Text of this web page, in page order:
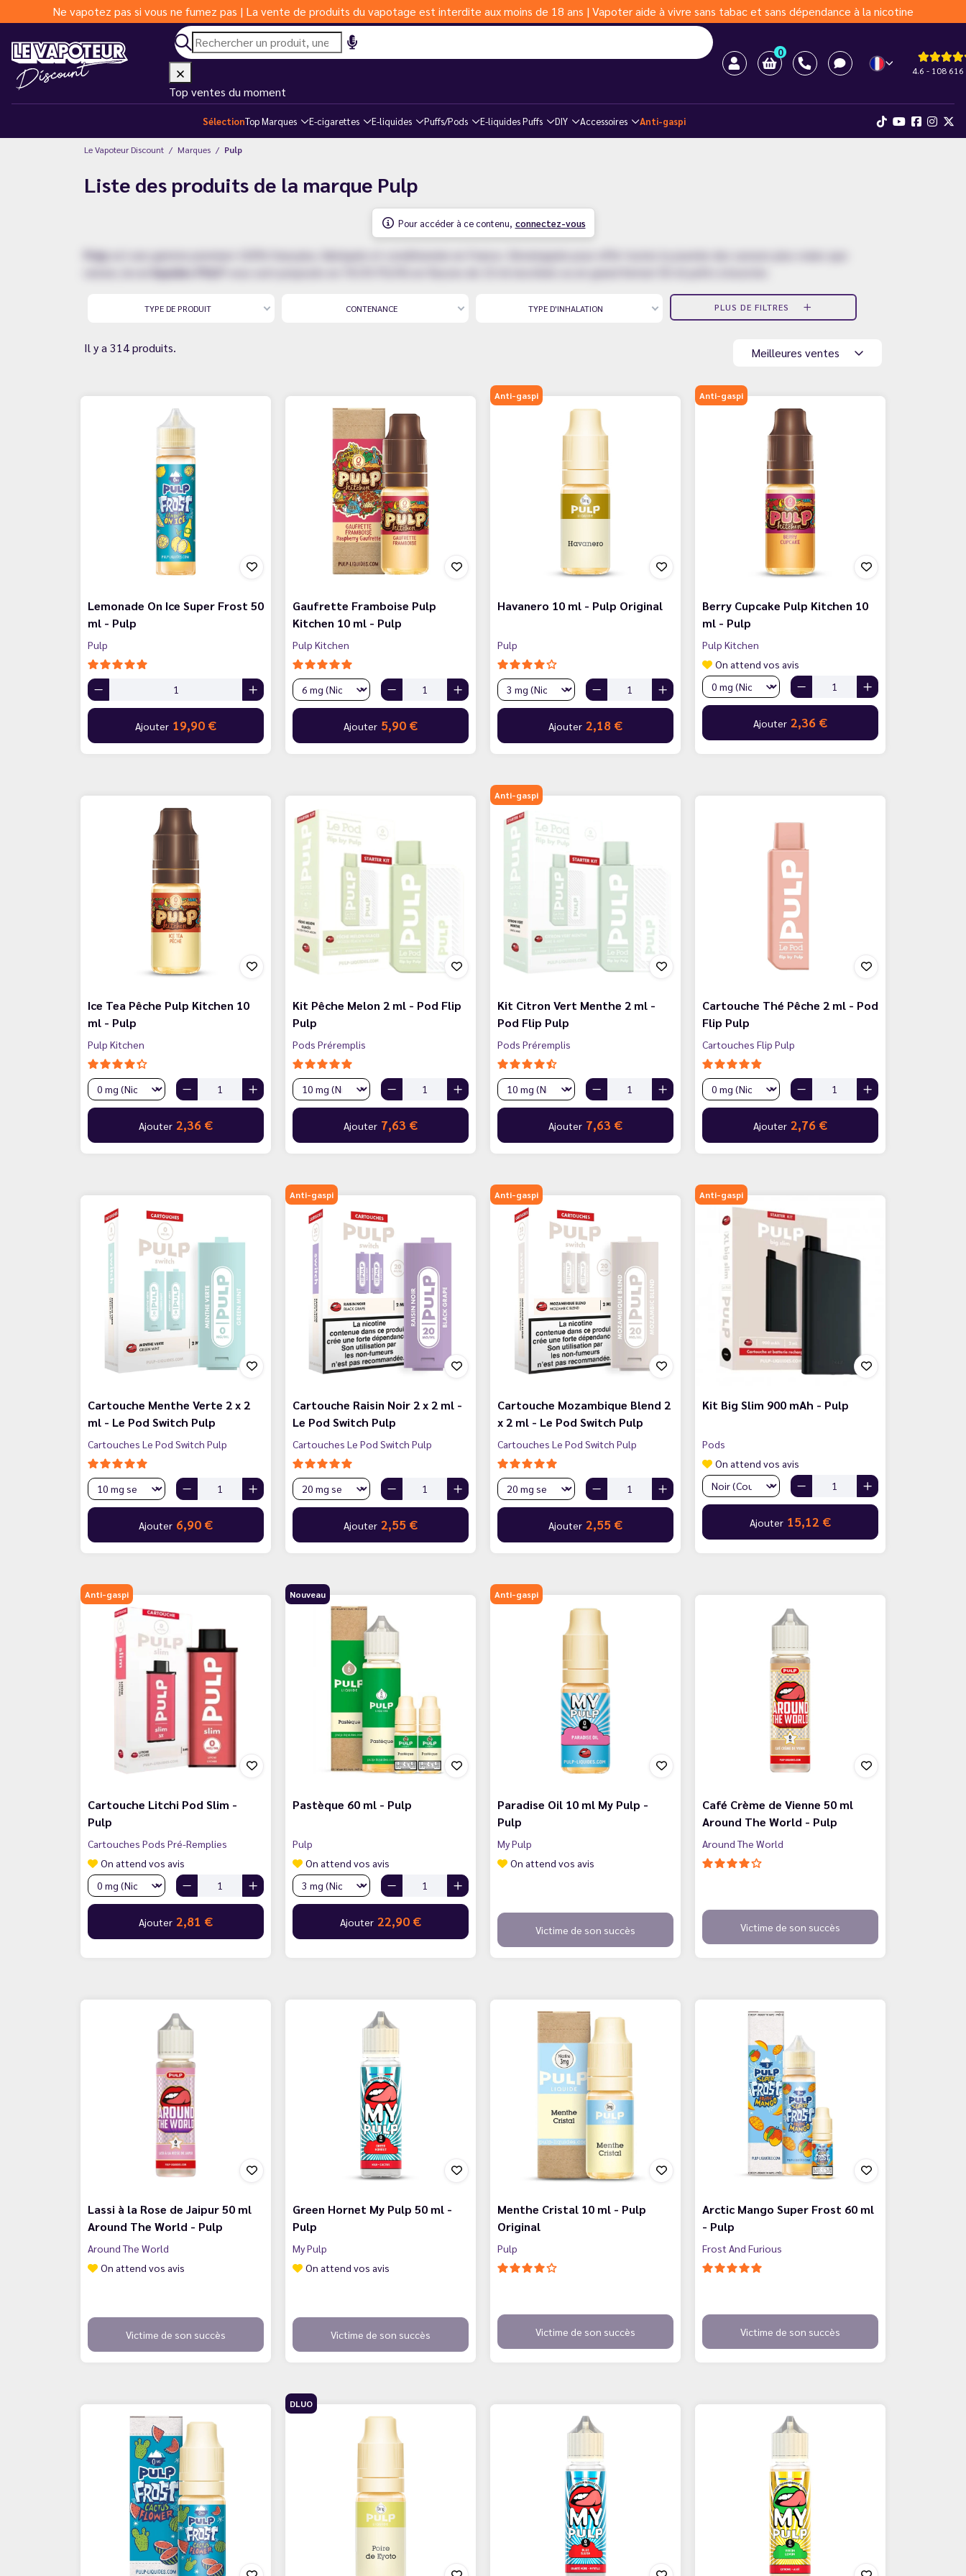
Ne vapotez pas si vous ne fumez pas | La vente de produits du vapotage est interdite aux moins de 18 ans | Vapoter aide à vivre sans tabac et sans dépendance à la nicotine
0
4.6 - 108 616
Top ventes du moment
SélectionTop Marques E-cigarettes E-liquides Puffs/Pods E-liquides Puffs DIY Accessoires Anti-gaspi
Le Vapoteur Discount Marques Pulp
Liste des produits de la marque Pulp
Pour accéder à ce contenu, connectez-vous
Pulp est une gamme premium 100% française, fabriquée et conditionnée en France. Développée pour offrir toutes la journée des saveurs plus vraies que
e-liquides PULP
TYPE DE PRODUIT CONTENANCE TYPE D'INHALATION PLUS DE FILTRES
Il y a 314 produits. Meilleures ventes
Lemonade On Ice Super Frost 50
ml - Pulp
Pulp
Ajouter 19,90 €
Gaufrette Framboise Pulp
Kitchen 10 ml - Pulp
Pulp Kitchen
Ajouter 5,90 €
Anti-gaspi
Havanero 10 ml - Pulp Original
Pulp
Ajouter 2,18 €
Anti-gaspi
Berry Cupcake Pulp Kitchen 10
ml - Pulp
Pulp Kitchen
On attend vos avis
Ajouter 2,36 €
Ice Tea Pêche Pulp Kitchen 10
ml - Pulp
Pulp Kitchen
Ajouter 2,36 €
Kit Pêche Melon 2 ml - Pod Flip
Pulp
Pods Préremplis
Ajouter 7,63 €
Anti-gaspi
Kit Citron Vert Menthe 2 ml -
Pod Flip Pulp
Pods Préremplis
Ajouter 7,63 €
Cartouche Thé Pêche 2 ml - Pod
Flip Pulp
Cartouches Flip Pulp
Ajouter 2,76 €
Cartouche Menthe Verte 2 x 2
ml - Le Pod Switch Pulp
Cartouches Le Pod Switch Pulp
Ajouter 6,90 €
Anti-gaspi
Cartouche Raisin Noir 2 x 2 ml -
Le Pod Switch Pulp
Cartouches Le Pod Switch Pulp
Ajouter 2,55 €
Anti-gaspi
Cartouche Mozambique Blend 2
x 2 ml - Le Pod Switch Pulp
Cartouches Le Pod Switch Pulp
Ajouter 2,55 €
Anti-gaspi
Kit Big Slim 900 mAh - Pulp
Pods
On attend vos avis
Ajouter 15,12 €
Anti-gaspi
Cartouche Litchi Pod Slim -
Pulp
Cartouches Pods Pré-Remplies
On attend vos avis
Ajouter 2,81 €
Nouveau
Pastèque 60 ml - Pulp
Pulp
On attend vos avis
Ajouter 22,90 €
Anti-gaspi
Paradise Oil 10 ml My Pulp -
Pulp
My Pulp
On attend vos avis
Victime de son succès
Café Crème de Vienne 50 ml
Around The World - Pulp
Around The World
Victime de son succès
Lassi à la Rose de Jaipur 50 ml
Around The World - Pulp
Around The World
On attend vos avis
Victime de son succès
Green Hornet My Pulp 50 ml -
Pulp
My Pulp
On attend vos avis
Victime de son succès
Menthe Cristal 10 ml - Pulp
Original
Pulp
Victime de son succès
Arctic Mango Super Frost 60 ml
- Pulp
Frost And Furious
Victime de son succès
DLUO